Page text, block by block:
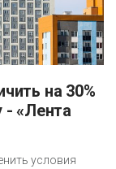
- «Лента
условия